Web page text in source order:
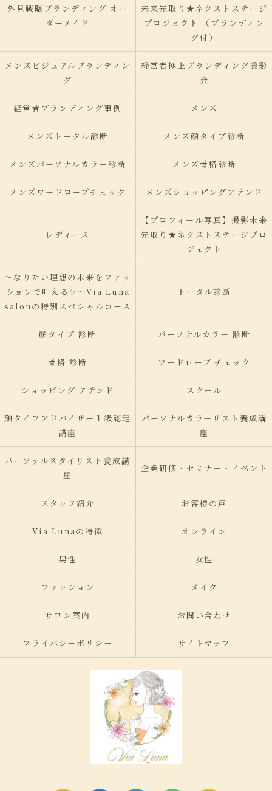
外見戦略ブランディング オー
ダーメイド
未来先取り★ネクストステージ
プロジェクト （ブランディン
グ付）
メンズビジュアルブランディン
グ
経営者極上ブランディング撮影
会
経営者ブランディング事例 メンズ
メンズトータル診断 メンズ顔タイプ診断
メンズパーソナルカラー診断 メンズ骨格診断
メンズワードローブチェック メンズショッピングアテンド
レディース
【プロフィール写真】撮影未来
先取り★ネクストステージプロ
ジェクト
〜なりたい理想の未来をファッ
ションで叶える✨〜Via Luna
salonの特別スペシャルコース
トータル診断
顔タイプ 診断 パーソナルカラー 診断
骨格 診断 ワードローブ チェック
ショッピング アテンド スクール
顔タイプアドバイザー１級認定
講座
パーソナルカラーリスト養成講
座
パーソナルスタイリスト養成講
座
企業研修・セミナー・イベント
スタッフ紹介 お客様の声
Via Lunaの特徴 オンライン
男性 女性
ファッション メイク
サロン案内 お問い合わせ
プライバシーポリシー サイトマップ